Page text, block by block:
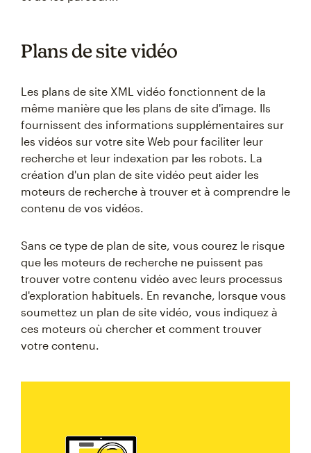
Plans de site vidéo
Les plans de site XML vidéo fonctionnent de la
même manière que les plans de site d'image. Ils
fournissent des informations supplémentaires sur
les vidéos sur votre site Web pour faciliter leur
recherche et leur indexation par les robots. La
création d'un plan de site vidéo peut aider les
moteurs de recherche à trouver et à comprendre le
contenu de vos vidéos.
Sans ce type de plan de site, vous courez le risque
que les moteurs de recherche ne puissent pas
trouver votre contenu vidéo avec leurs processus
d'exploration habituels. En revanche, lorsque vous
soumettez un plan de site vidéo, vous indiquez à
ces moteurs où chercher et comment trouver
votre contenu.